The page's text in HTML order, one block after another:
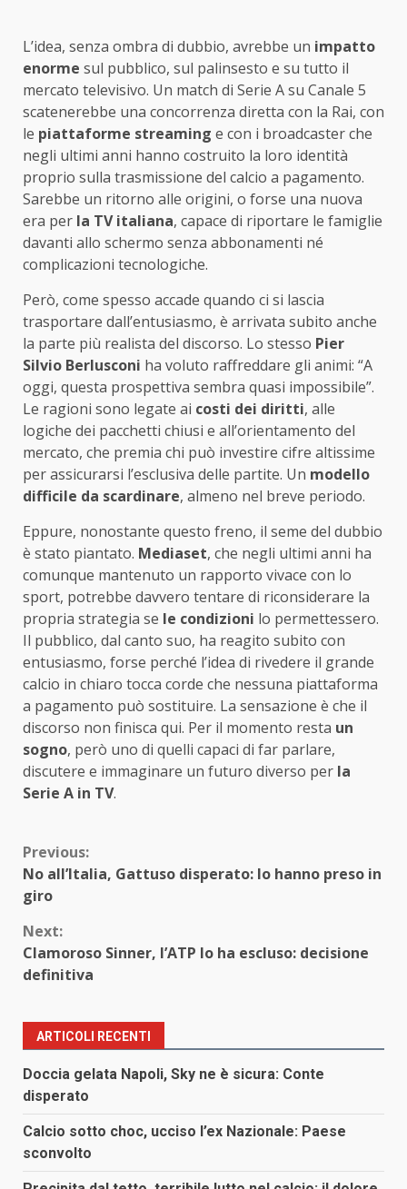
L’idea, senza ombra di dubbio, avrebbe un impatto
enorme sul pubblico, sul palinsesto e su tutto il
mercato televisivo. Un match di Serie A su Canale 5
scatenerebbe una concorrenza diretta con la Rai, con
le piattaforme streaming e con i broadcaster che
negli ultimi anni hanno costruito la loro identità
proprio sulla trasmissione del calcio a pagamento.
Sarebbe un ritorno alle origini, o forse una nuova
era per la TV italiana, capace di riportare le famiglie
davanti allo schermo senza abbonamenti né
complicazioni tecnologiche.
Però, come spesso accade quando ci si lascia
trasportare dall’entusiasmo, è arrivata subito anche
la parte più realista del discorso. Lo stesso Pier
Silvio Berlusconi ha voluto raffreddare gli animi: “A
oggi, questa prospettiva sembra quasi impossibile”.
Le ragioni sono legate ai costi dei diritti, alle
logiche dei pacchetti chiusi e all’orientamento del
mercato, che premia chi può investire cifre altissime
per assicurarsi l’esclusiva delle partite. Un modello
difficile da scardinare, almeno nel breve periodo.
Eppure, nonostante questo freno, il seme del dubbio
è stato piantato. Mediaset, che negli ultimi anni ha
comunque mantenuto un rapporto vivace con lo
sport, potrebbe davvero tentare di riconsiderare la
propria strategia se le condizioni lo permettessero.
Il pubblico, dal canto suo, ha reagito subito con
entusiasmo, forse perché l’idea di rivedere il grande
calcio in chiaro tocca corde che nessuna piattaforma
a pagamento può sostituire. La sensazione è che il
discorso non finisca qui. Per il momento resta un
sogno, però uno di quelli capaci di far parlare,
discutere e immaginare un futuro diverso per la
Serie A in TV.
Continue
Reading
Previous:
No all’Italia, Gattuso disperato: lo hanno preso in
giro
Next:
Clamoroso Sinner, l’ATP lo ha escluso: decisione
definitiva
ARTICOLI RECENTI
Doccia gelata Napoli, Sky ne è sicura: Conte
disperato
Calcio sotto choc, ucciso l’ex Nazionale: Paese
sconvolto